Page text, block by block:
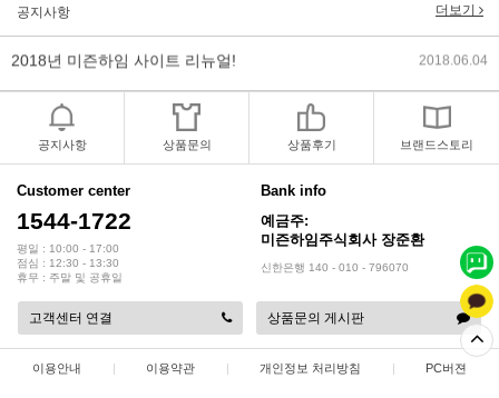
공지사항 더보기
2018년 미즌하임 사이트 리뉴얼! 2018.06.04
2018년 야휴회 공지[상담/배송조..
2018년 모바일샵 리뉴얼 업데이.. 2018.04.10
2019년 설 명절 배송지연 안내 2019.01.23
공지사항 상품문의 상품후기 브랜드스토리
Customer center
1544-1722
평일 : 10:00 - 17:00
점심 : 12:30 - 13:30
휴무 : 주말 및 공휴일
Bank info
예금주:
미즌하임주식회사 장준환
신한은행 140 - 010 - 796070
고객센터 연결 상품문의 게시판
이용안내 | 이용약관 | 개인정보 처리방침 | PC버젼